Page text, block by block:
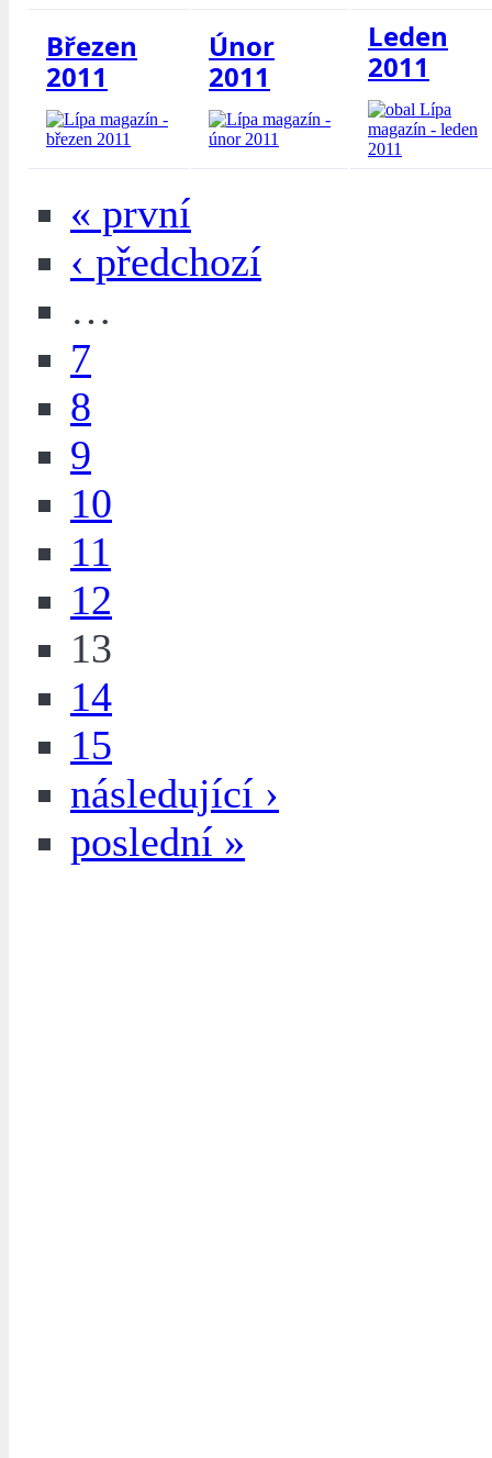
Březen
2011
Únor
2011
Leden
2011
« první
‹ předchozí
…
7
8
9
10
11
12
13
14
15
následující ›
poslední »